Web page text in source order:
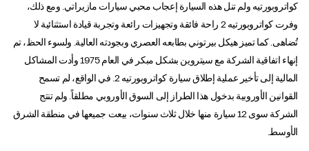
كواتروبورتيه ولم تنل هذه السيارة إعجاب محبي سيارات مازيراتي. ومع ذلك،
وفرت كواتروبورتيه 2 راحة فائقة وتجهيزات رائعة وتجربة قيادة استثنائية لا
تُضاهى. كما تميز هيكل بيرتوني بطابعه العصري وبجودته العالية. ولسوء الحظ، تم
إنهاء اتفاقية الشركة مع سيتروين بشكل مبكر في العام 1975 وأدت المشاكل
المالية إلى تأخير عملية إطلاق سيارة كواتروبورتيه 2. في الواقع، لم تسمح
القوانين الأوروبية بدخول هذا الطراز إلى السوق الأوروبي مطلقاً. ولم تنتج
الشركة سوى 12 سيارة منها خلال ثلاث سنوات، بيعت جميعها في منطقة الشرق
الأوسط.